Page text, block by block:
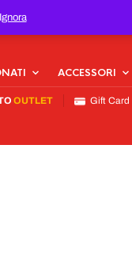
Ignora
ACCESSORI
OUTLET Gift Card